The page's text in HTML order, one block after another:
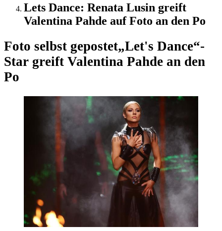
Lets Dance: Renata Lusin greift
Valentina Pahde auf Foto an den Po
Foto selbst gepostet„Let's Dance“-
Star greift Valentina Pahde an den
Po